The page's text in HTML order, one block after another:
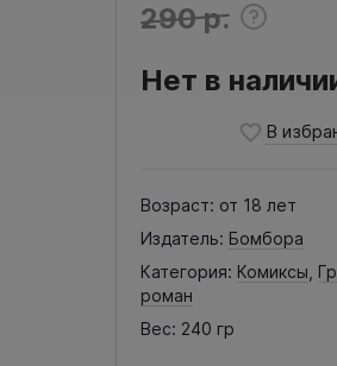
290 р.
Нет в
Возраст: от 18 лет
Издатель: Бомбора
Категория: Комиксы
роман
Вес: 240 гр